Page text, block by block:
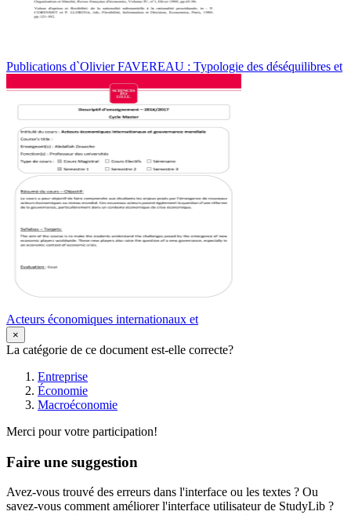
Publications d`Olivier FAVEREAU : Typologie des déséquilibres et
Acteurs économiques internationaux et
×
La catégorie de ce document est-elle correcte?
Entreprise
Économie
Macroéconomie
Merci pour votre participation!
Faire une suggestion
Avez-vous trouvé des erreurs dans l'interface ou les textes ? Ou
savez-vous comment améliorer l'interface utilisateur de StudyLib ?